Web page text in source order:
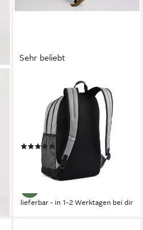
Sehr beliebt
Rucksack BUZZ HEATHER
BACKPACK, für Erwachsene,
mit mehreren
Reißverschlussfächern,
pflegeleicht(24)
25,99 € UVP31,95 €
lieferbar - in 1-2 Werktagen bei dir